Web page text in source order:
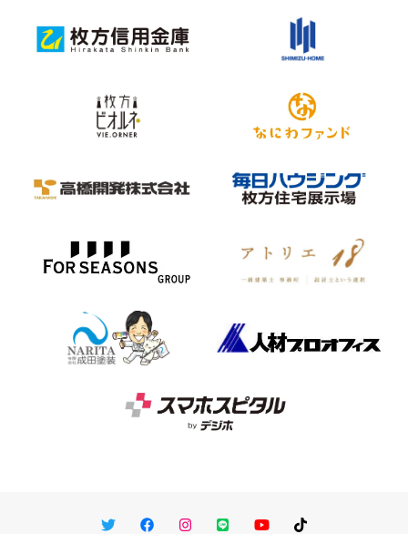
TwitterFacebookInstagram
LINE You TubeTikTok